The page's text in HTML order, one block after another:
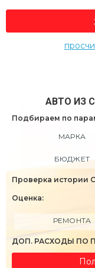
АВТО ИЗ
Подбираем по
МАРКА
БЮДЖЕТ
Проверка истории
Оценка:
РЕМОНТА
ДОП. РАСХОДЫ ПО